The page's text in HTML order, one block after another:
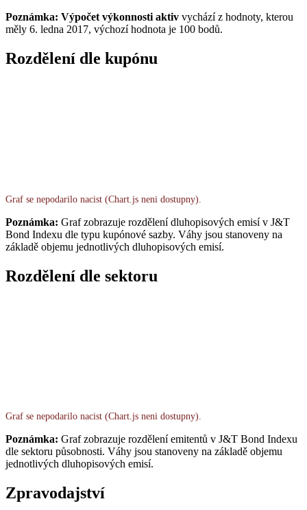
Poznámka: Výpočet výkonnosti aktiv vychází z hodnoty, kterou
měly 6. ledna 2017, výchozí hodnota je 100 bodů.
Rozdělení dle kupónu
Graf se nepodarilo nacist (Chart.js neni dostupny).
Poznámka: Graf zobrazuje rozdělení dluhopisových emisí v J&T
Bond Indexu dle typu kupónové sazby. Váhy jsou stanoveny na
základě objemu jednotlivých dluhopisových emisí.
Rozdělení dle sektoru
Graf se nepodarilo nacist (Chart.js neni dostupny).
Poznámka: Graf zobrazuje rozdělení emitentů v J&T Bond Indexu
dle sektoru působnosti. Váhy jsou stanoveny na základě objemu
jednotlivých dluhopisových emisí.
Zpravodajství